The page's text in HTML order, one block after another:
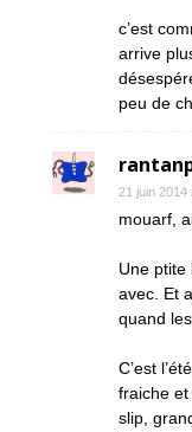
c’est
arrive
peu de
21 juin 2014
mouarf,
Une ptite
avec. Et
quand
C’est
fraiche
slip,